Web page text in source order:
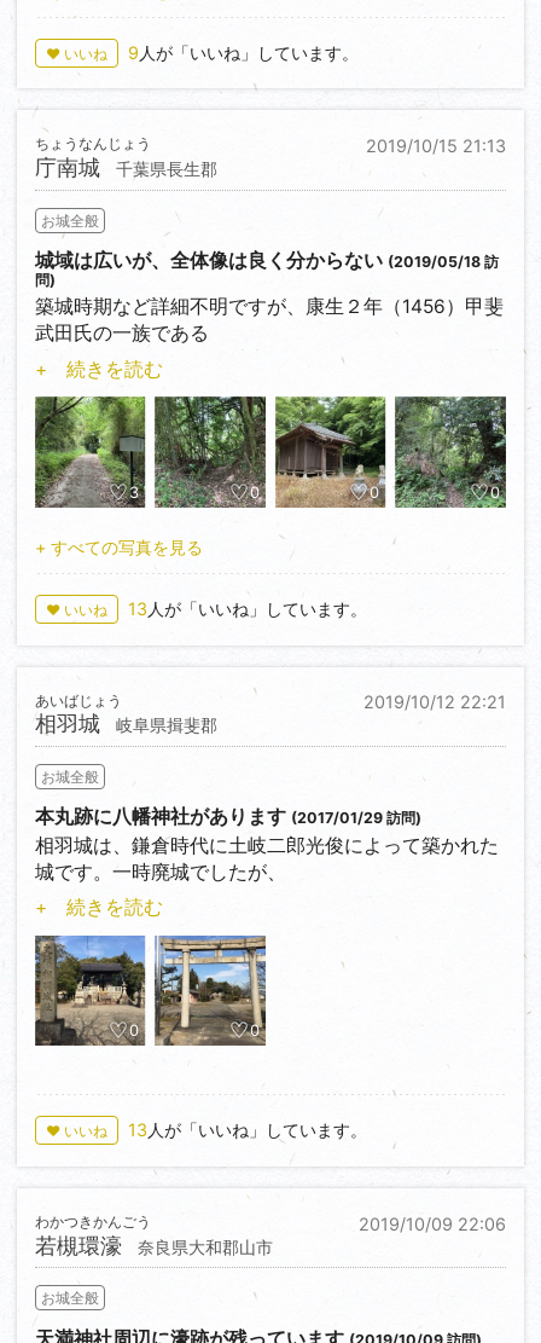
い。
登城後、北登城口＜37.039349,138.367113＞に下り
ました。
♥ いいね 9 人が「いいね」しています。
2019/10/15 21:13
庁南城
ちょうなんじょう
千葉県長生郡
お城全般
城域は広いが、全体像は良く分からない (2019/05/18 訪
問)
築城時期など詳細不明ですが、康生２年（1456）甲斐
武田氏の一族である
武田信長により修築、以来、天正１８年（1590）に落
城するまで戦国時代
約１４０年間、庁南武田氏累世の居城でした。（案内
板より）
老人ホーム裏の空地（３０台）＜
＜35.398499,140.236214＞に案内板と堀切・竪堀
跡、妙見社（本郭跡）に
虎口跡を確認する。余湖さんの概略図によると、城域
は広そうだが、全体像は
つかめない。
+ 続きを読む
3 0 0 0
+ すべての写真を見る
♥ いいね 13 人が「いいね」しています。
2019/10/12 22:21
相羽城
あいばじょう
岐阜県揖斐郡
お城全般
本丸跡に八幡神社があります (2017/01/29 訪問)
相羽城は、鎌倉時代に土岐二郎光俊によって築かれた
城です。一時廃城でしたが、
美濃国守護・土岐頼芸の家臣、長屋景興が修築、居城
としています。天文１６年
（1547年）斎藤道三に攻められ、大桑城とともに落
城、その後は鷹司氏が城主と
なりましたが、天文１８年（1549）織田信秀に攻めら
れ、廃城となっています。
本丸跡に八幡神社があり、本殿前に城阯碑、ほんの少
し高台のような気がします。
+ 続きを読む
0 0
♥ いいね 13 人が「いいね」しています。
2019/10/09 22:06
若槻環濠
わかつきかんごう
奈良県大和郡山市
お城全般